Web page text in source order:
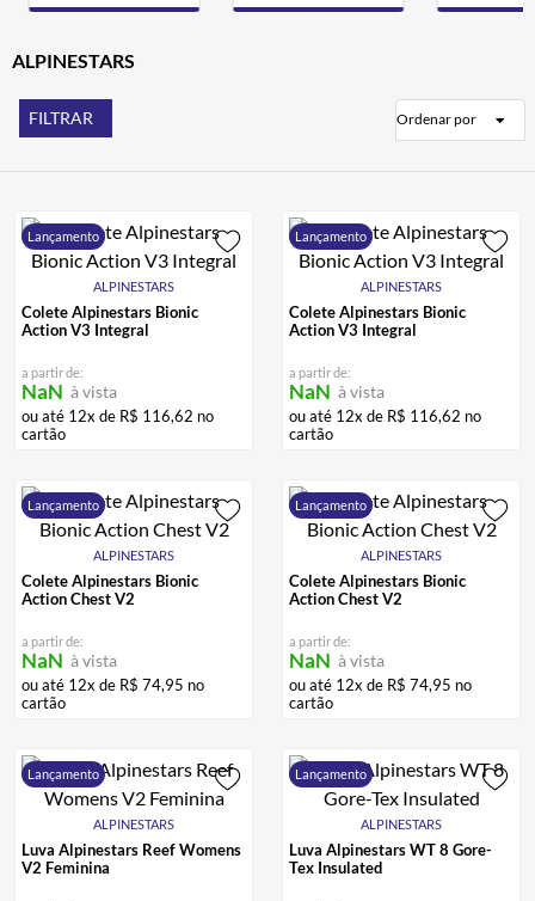
ALPINESTARS
FILTRAR Ordenar por
Lançamento
ALPINESTARS
Colete Alpinestars Bionic
Action V3 Integral
a partir de:
NaN à vista
ou até 12x de R$ 116,62 no
cartão
Lançamento
ALPINESTARS
Colete Alpinestars Bionic
Action V3 Integral
a partir de:
NaN à vista
ou até 12x de R$ 116,62 no
cartão
Lançamento
ALPINESTARS
Colete Alpinestars Bionic
Action Chest V2
a partir de:
NaN à vista
ou até 12x de R$ 74,95 no
cartão
Lançamento
ALPINESTARS
Colete Alpinestars Bionic
Action Chest V2
a partir de:
NaN à vista
ou até 12x de R$ 74,95 no
cartão
Lançamento
ALPINESTARS
Luva Alpinestars Reef Womens
V2 Feminina
Lançamento
ALPINESTARS
Luva Alpinestars WT 8 Gore-
Tex Insulated
7º ALPINESTAR
8º AIROH
9º CALÇA
10º BOTAS